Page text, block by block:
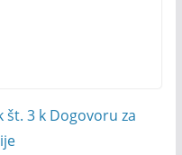
3 k Dogovoru za